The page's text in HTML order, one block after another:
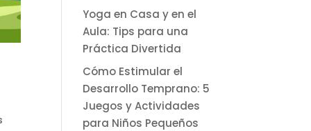
Yoga en Casa y en el
Aula: Tips para una
Práctica Divertida
Cómo Estimular el
Desarrollo Temprano: 5
Juegos y Actividades
para Niños Pequeños